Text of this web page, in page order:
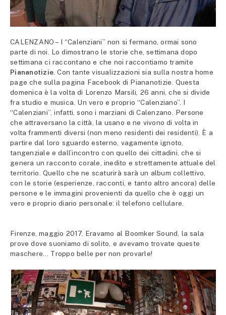
CALENZANO – I “Calenziani” non si fermano, ormai sono
parte di noi. Lo dimostrano le storie che, settimana dopo
settimana ci raccontano e che noi raccontiamo tramite
Piananotizie . Con tante visualizzazioni sia sulla nostra home
page che sulla pagina Facebook di Piananotizie. Questa
domenica è la volta di Lorenzo Marsili, 26 anni, che si divide
fra studio e musica. Un vero e proprio “Calenziano”. I
“Calenziani”, infatti, sono i marziani di Calenzano. Persone
che attraversano la città, la usano e ne vivono di volta in
volta frammenti diversi (non meno residenti dei residenti). È a
partire dal loro sguardo esterno, vagamente ignoto,
tangenziale e dall’incontro con quello dei cittadini, che si
genera un racconto corale, inedito e strettamente attuale del
territorio. Quello che ne scaturirà sarà un album collettivo,
con le storie (esperienze, racconti, e tanto altro ancora) delle
persone e le immagini provenienti da quello che è oggi un
vero e proprio diario personale: il telefono cellulare.
Firenze, maggio 2017. Eravamo al Boomker Sound, la sala
prove dove suoniamo di solito, e avevamo trovate queste
maschere… Troppo belle per non provarle!